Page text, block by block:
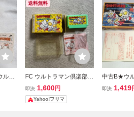
ルト
送料無料
FC ウルトラマン倶楽部2
帰ってきたウルトラマン
倶楽部 ファミコンソフト
箱説付き
即決 1,600円
Yahoo!フリマ
中古B★ウ
部3★ファミ
即決 1,419